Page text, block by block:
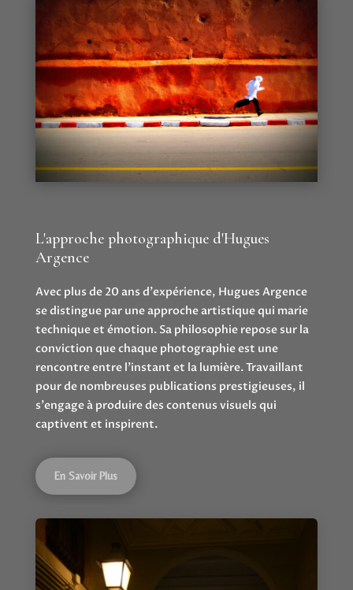
L'approche photographique d'Hugues
Argence
Avec plus de 20 ans d'expérience, Hugues Argence
se distingue par une approche artistique qui marie
technique et émotion. Sa philosophie repose sur la
conviction que chaque photographie est une
rencontre entre l'instant et la lumière. Travaillant
pour de nombreuses publications prestigieuses, il
s'engage à produire des contenus visuels qui
captivent et inspirent.
En Savoir Plus